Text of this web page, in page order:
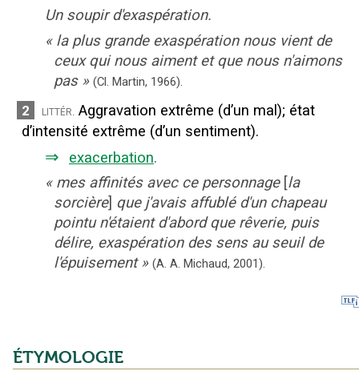
Un soupir d'exaspération.
« la plus grande exaspération nous vient de
ceux qui nous aiment et que nous n'aimons
pas » (Cl. Martin, 1966).
2 littér. Aggravation extrême (d’un mal); état
d’intensité extrême (d’un sentiment).
⇒ exacerbation.
« mes affinités avec ce personnage [la
sorcière] que j'avais affublé d'un chapeau
pointu n'étaient d'abord que rêverie, puis
délire, exaspération des sens au seuil de
l'épuisement » (A. A. Michaud, 2001).
ÉTYMOLOGIE